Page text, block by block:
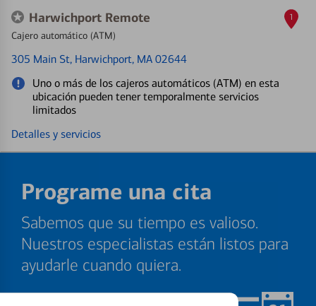
Harwichport Remote
Cajero automático (ATM)
305 Main St, Harwichport, MA 02644
Uno o más de los cajeros automáticos (ATM) en esta
ubicación pueden tener temporalmente servicios
limitados
Detalles y servicios
1
Programe una cita
Sabemos que su tiempo es valioso.
Nuestros especialistas están listos para
ayudarle cuando quiera.